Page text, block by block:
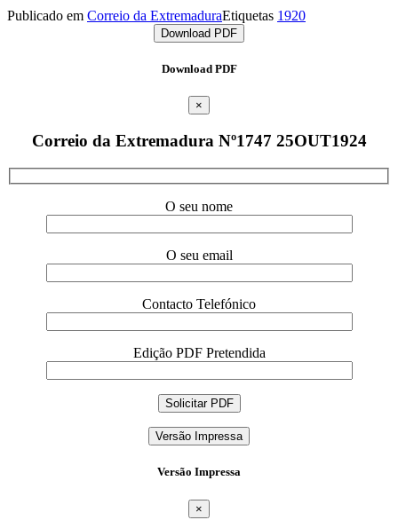
Publicado em Correio da ExtremaduraEtiquetas 1920
Download PDF
Download PDF
×
Correio da Extremadura Nº1747 25OUT1924
O seu nome
O seu email
Contacto Telefónico
Edição PDF Pretendida
Versão Impressa
Versão Impressa
×